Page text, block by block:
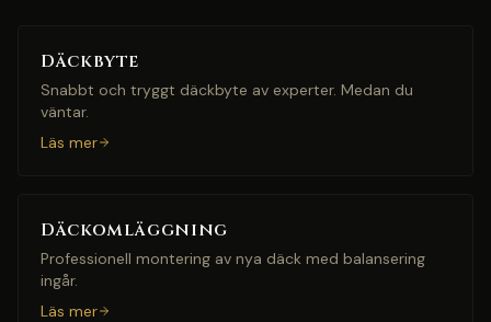
Däckbyte
Snabbt och tryggt däckbyte av experter. Medan du
väntar.
Läs mer
Däckomläggning
Professionell montering av nya däck med balansering
ingår.
Läs mer